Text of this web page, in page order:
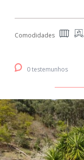
Comodidades
0 testemunhos